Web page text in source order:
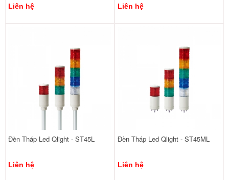
Liên hệ Liên hệ
Đèn Tháp Led Qlight - ST45L
Liên hệ
Đèn Tháp Led Qlight - ST45ML
Liên hệ